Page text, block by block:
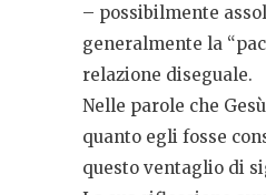
– possibilmente
generalmente la
relazione diseguale.
Nelle parole che
quanto egli fosse
questo ventaglio di